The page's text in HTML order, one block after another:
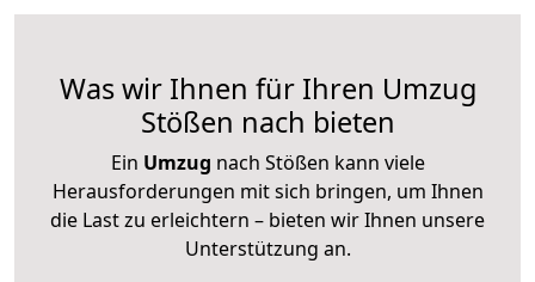
Was wir Ihnen für Ihren Umzug
Stößen nach bieten
Ein Umzug nach Stößen kann viele
Herausforderungen mit sich bringen, um Ihnen
die Last zu erleichtern – bieten wir Ihnen unsere
Unterstützung an.